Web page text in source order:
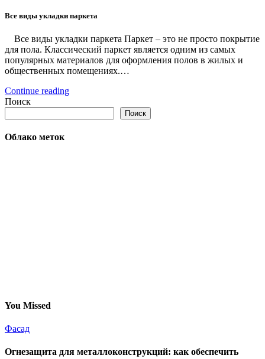
Все виды укладки паркета
Все виды укладки паркета Паркет – это не просто покрытие
для пола. Классический паркет является одним из самых
популярных материалов для оформления полов в жилых и
общественных помещениях.…
Continue reading
Поиск
Поиск
Облако меток
You Missed
Фасад
Огнезащита для металлоконструкций: как обеспечить